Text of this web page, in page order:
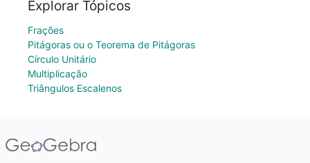
Explorar Tópicos
Frações
Pitágoras ou o Teorema de Pitágoras
Círculo Unitário
Multiplicação
Triângulos Escalenos